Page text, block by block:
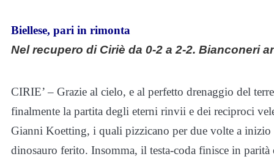
Biellese, pari in rimonta
Nel recupero di Ciriè da 0-2 a 2-2. Bianconeri
CIRIE’ – Grazie al cielo, e al perfetto drenaggio del
finalmente la partita degli eterni rinvii e dei reciproci
Gianni Koetting, i quali pizzicano per due volte a
dinosauro ferito. Insomma, il testa-coda finisce in